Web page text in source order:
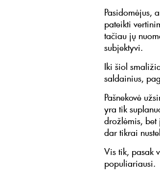
Pasidomėjus,
pateikti
tačiau jų
subjektyvi.
Iki šiol
saldainius,
Pašnekovė
yra tik
drožlėmis,
dar tikrai
Vis tik, pasak
populiariausi.